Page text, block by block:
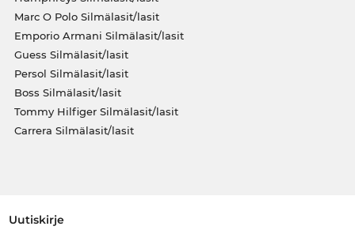
Marc O Polo Silmälasit/lasit
Emporio Armani Silmälasit/lasit
Guess Silmälasit/lasit
Persol Silmälasit/lasit
Boss Silmälasit/lasit
Tommy Hilfiger Silmälasit/lasit
Carrera Silmälasit/lasit
Uutiskirje